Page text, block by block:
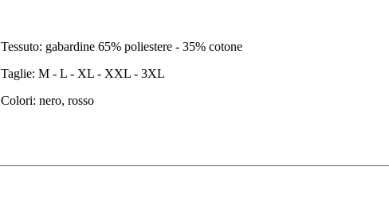
Tessuto: gabardine 65% poliestere - 35% cotone
Taglie: M - L - XL - XXL - 3XL
Colori: nero, rosso